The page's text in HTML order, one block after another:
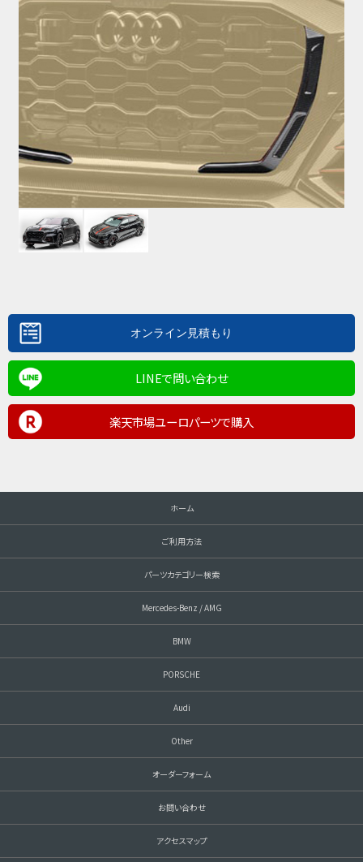
LINEで問い合わせ
楽天市場ユーロパーツで購入
ホーム
ご利用方法
パーツカテゴリー検索
Mercedes-Benz / AMG
BMW
PORSCHE
Audi
Other
オーダーフォーム
お問い合わせ
アクセスマップ